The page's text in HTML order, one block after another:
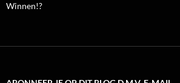
Winnen!?